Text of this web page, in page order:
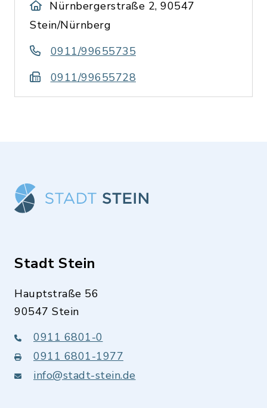
Nürnbergerstraße 2, 90547
Stein/Nürnberg
0911/99655735
0911/99655728
Stadt Stein
Hauptstraße 56
90547 Stein
0911 6801-0
0911 6801-1977
info@stadt-stein.de